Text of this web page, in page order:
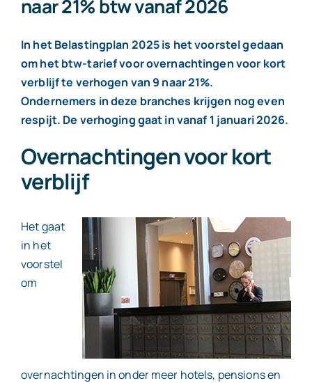
Contact
naar 21% btw vanaf 2026
In het Belastingplan 2025 is het voorstel gedaan
om het btw-tarief voor overnachtingen voor kort
verblijf te verhogen van 9 naar 21%.
Ondernemers in deze branches krijgen nog even
respijt. De verhoging gaat in vanaf 1 januari 2026.
Overnachtingen voor kort
verblijf
Het gaat
in het
voorstel
om
overnachtingen in onder meer hotels, pensions en